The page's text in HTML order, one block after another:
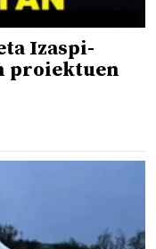
Izaspi-
proiektuen